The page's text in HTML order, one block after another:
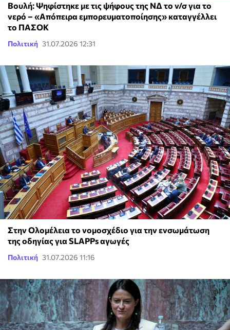
Βουλή: Ψηφίστηκε με τις ψήφους της ΝΔ το ν/σ για το
νερό – «Απόπειρα εμπορευματοποίησης» καταγγέλλει
το ΠΑΣΟΚ
Πολιτική 31.07.2026 12:31
Στην Ολομέλεια το νομοσχέδιο για την ενσωμάτωση
της οδηγίας για SLAPPs αγωγές
Πολιτική 31.07.2026 11:16